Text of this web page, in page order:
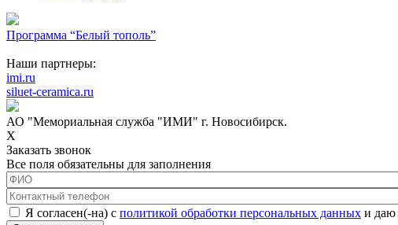
Программа “Белый тополь”
Наши партнеры:
imi.ru
siluet-ceramica.ru
АО "Мемориальная служба "ИМИ" г. Новосибирск.
X
Заказать звонок
Все поля обязательны для заполнения
ФИО
Контактный телефон
Соглашение с обработкой данных*
Я согласен(-на) с политикой обработки персональных данных и даю